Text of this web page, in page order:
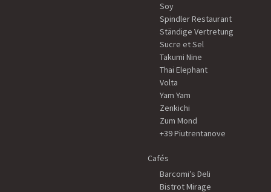
Soy
Spindler Restaurant
Ständige Vertretung
Sucre et Sel
Takumi Nine
Thai Elephant
Volta
Yam Yam
Zenkichi
Zum Mond
+39 Piutrentanove
Cafés
Barcomi’s Deli
Bistrot Mirage